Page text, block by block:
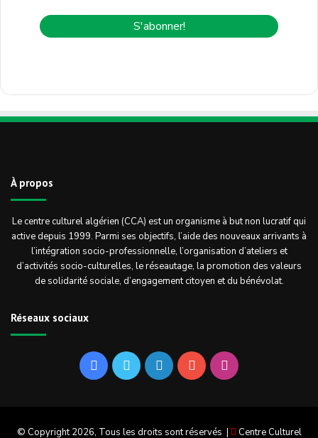
À propos
Le centre culturel algérien (CCA) est un organisme à but non lucratif qui
active depuis 1999. Parmi ses objectifs, l’aide des nouveaux arrivants à
l’intégration socio-professionnelle, l’organisation d’ateliers et
d’activités socio-culturelles, le réseautage, la promotion des valeurs
de solidarité sociale, d’engagement citoyen et du bénévolat.
Réseaux sociaux
FacebookTwitterLinkedinYouTubeInstagram
© Copyright 2026, Tous les droits sont réservés | Centre Culturel